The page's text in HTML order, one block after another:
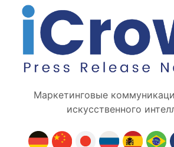
Маркетинговые
искусственного